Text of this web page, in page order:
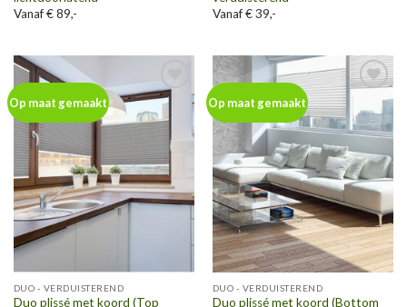
Vanaf € 89,-
Vanaf € 39,-
Op maat gemaakt
Toevoegen
aan
wenslijst
DUO - VERDUISTEREND
Duo plissé met koord (Top
Op maat gemaakt
Toevoegen
aan
wenslijst
DUO - VERDUISTEREND
Duo plissé met koord (Bottom